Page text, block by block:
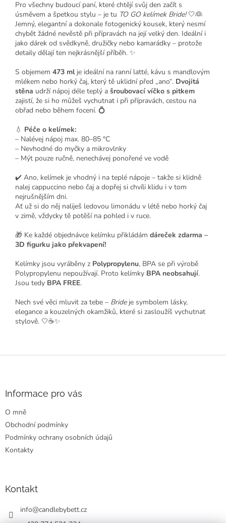
t
G
P
T
e
k
l
:
Pro všechny budoucí paní, které chtějí svůj den začít s
úsměvem a špetkou stylu – je tu TO GO kelímek Bride!🤍👰
Jemný, elegantní a dokonale fotogenický kousek, který nesmí
chybět žádné nevěstě při přípravách na její velký den. Ideální i
jako dárek od svědkyně, družičky nebo kamarádky – protože
detaily dělají ten nejkrásnější příběh. ✨
S objemem 473 mlje ideální na ranní latté, kávu s mandlovým
mlékem nebo horký čaj, který tě uklidní před „ano“. Dvojitá
stěna udrží nápoj déle teplý a šroubovací víčko s pitkem
zajistí, že si ho můžeš vychutnat i při přípravách, cestou na
obřad nebo během focení. 💍
💧 Péče o kelímek:
– Nalévej nápoj max. 80–85 °C
– Nevhodné do myčky a mikrovlnky
– Mýt pouze ručně, nenechávej ponořené ve vodě
✔️ Ano, kelímek je vhodný i na teplé nápoje – takže si klidně
nalej cappuccino nebo čaj a dopřej si chvíli klidu i v tom
nejrušnějším dni.
Ať už si do něj naliješ ledovou limonádu v létě nebo horký čaj
v zimě, vždycky tě potěší na pohled i v ruce.
🎁 Ke každé objednávce kelímku přikládám dáreček zdarma –
3D figurku jako překvapení!
Kelímky jsou vyráběny z Polypropylenu, BPA se při výrobě
Polypropylenu nepoužívají. Proto kelímky BPA neobsahují.
Jsou tedy BPA FREE.
Nech své věci mluvit za tebe – Brideje symbolem lásky,
elegance a kouzelných okamžiků, které si zasloužíš vychutnat
stylově. 🤍☕✨
Informace pro vás
O mně
Obchodní podmínky
Podmínky ochrany osobních údajů
Kontakty
Kontakt
info@candlebybett.cz